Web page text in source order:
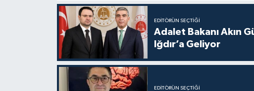
EDITÖRÜN SEÇTIĞI
Adalet Bakanı Akın
Iğdır’a Geliyor
EDITÖRÜN SEÇTIĞI